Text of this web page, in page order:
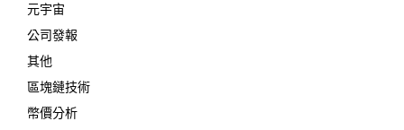
元宇宙
公司發報
其他
區塊鏈技術
幣價分析